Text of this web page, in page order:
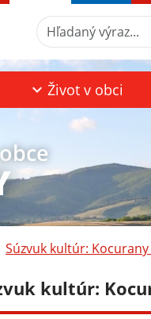
Hľadaný výraz...
Život v obci
Súzvuk kultúr:
kultúr: